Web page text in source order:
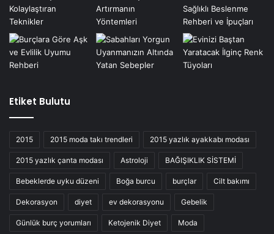
Etiket Bulutu
2015 2015 moda takı trendleri 2015 yazlık ayakkabı modası
2015 yazlık çanta modası Astroloji BAĞIŞIKLIK SİSTEMİ
Bebeklerde uyku düzeni Boğa burcu burçlar Cilt bakımı
Dekorasyon diyet ev dekorasyonu Gebelik
Günlük burç yorumları Ketojenik Diyet Moda